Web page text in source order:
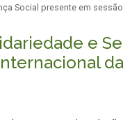
Social presente em
e